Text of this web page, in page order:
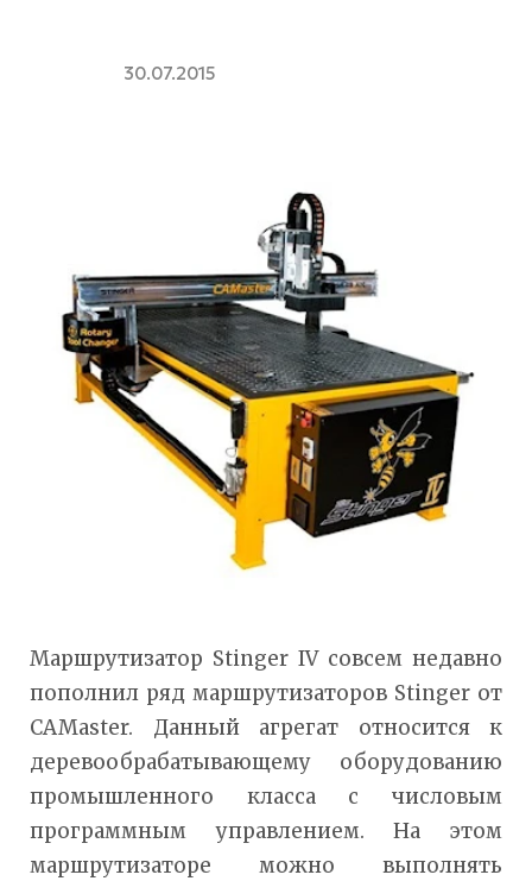
30.07.2015
Маршрутизатор Stinger IV совсем недавно
пополнил ряд маршрутизаторов Stinger от
CAMaster. Данный агрегат относится к
деревообрабатывающему оборудованию
промышленного класса с числовым
программным управлением. На этом
маршрутизаторе можно выполнять